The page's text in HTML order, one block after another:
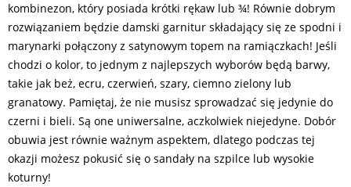
kombinezon, który posiada krótki rękaw lub ¾! Równie dobrym
rozwiązaniem będzie damski garnitur składający się ze spodni i
marynarki połączony z satynowym topem na ramiączkach! Jeśli
chodzi o kolor, to jednym z najlepszych wyborów będą barwy,
takie jak beż, ecru, czerwień, szary, ciemno zielony lub
granatowy. Pamiętaj, że nie musisz sprowadzać się jedynie do
czerni i bieli. Są one uniwersalne, aczkolwiek niejedyne. Dobór
obuwia jest równie ważnym aspektem, dlatego podczas tej
okazji możesz pokusić się o sandały na szpilce lub wysokie
koturny!